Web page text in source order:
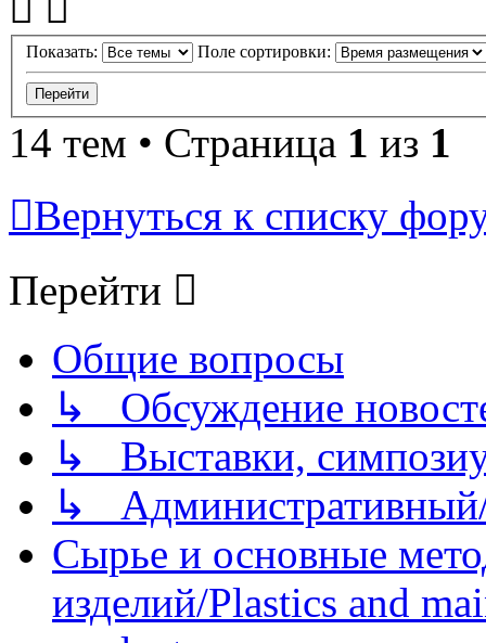
Показать: Поле сортировки:
14 тем • Страница 1 из 1
Вернуться к списку
Перейти
Общие вопросы
↳ Обсуждение
↳ Выставки,
↳
Сырье и основные
изделий/Plastics and